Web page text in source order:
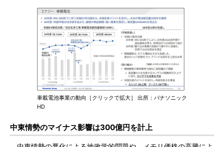
車載電池事業の動向［クリックで拡大］ 出所：パナソニック
HD
中東情勢のマイナス影響は300億円を計上